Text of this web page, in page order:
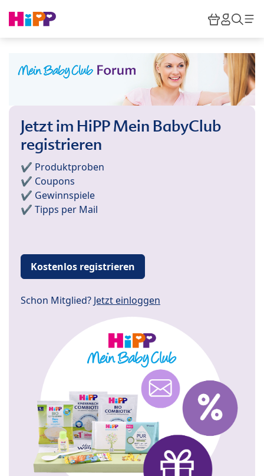
HiPP
Jetzt im HiPP Mein BabyClub
registrieren
✔️ Produktproben
✔️ Coupons
✔️ Gewinnspiele
✔️ Tipps per Mail
Kostenlos registrieren
Schon Mitglied? Jetzt einloggen